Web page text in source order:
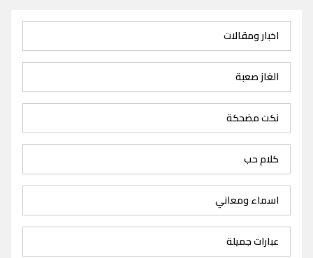
اخبار ومقالات
الغاز صعبة
نكت مضحكة
كلام حب
اسماء ومعاني
عبارات جميلة